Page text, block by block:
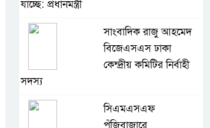
যাচ্ছে: প্রধানমন্ত্রী
সাংবাদিক রাজু আহমেদ
বিজেএসএস ঢাকা
কেন্দ্রীয় কমিটির নির্বাহী
সদস্য
সিএমএসএফ